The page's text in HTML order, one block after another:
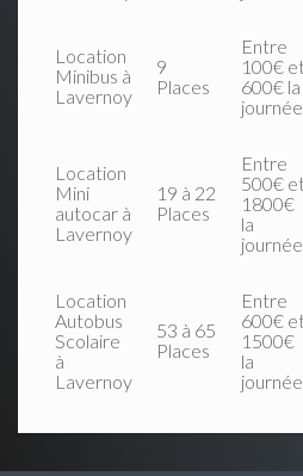
Location
Minibus à
Lavernoy
9
Places
Entre
100€
600€ la
journée
Location
Mini
autocar à
Lavernoy
19 à 22
Places
Entre
500€
1800€
la
journée
Location
Autobus
Scolaire
à
Lavernoy
53 à 65
Places
Entre
600€
1500€
la
journée